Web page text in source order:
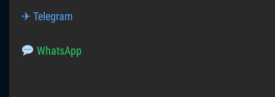
✈ Telegram
WhatsApp